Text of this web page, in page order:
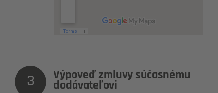
3 Výpoveď zmluvy súčasnému
dodávateľovi